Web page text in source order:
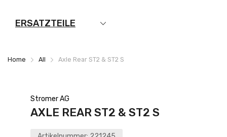
ERSATZTEILE
Home All Axle Rear ST2 & ST2 S
Stromer AG
AXLE REAR ST2 & ST2 S